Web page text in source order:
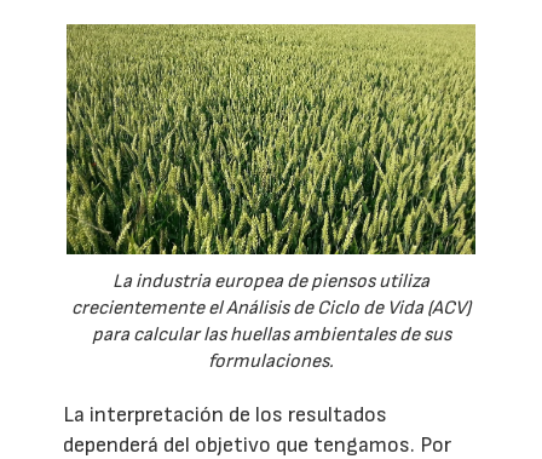
La industria europea de piensos utiliza
crecientemente el Análisis de Ciclo de Vida (ACV)
para calcular las huellas ambientales de sus
formulaciones.
La interpretación de los resultados
dependerá del objetivo que tengamos. Por